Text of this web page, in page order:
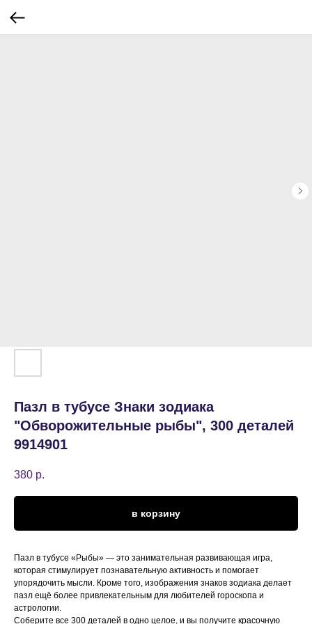
Пазл в тубусе Знаки зодиака
"Обворожительные рыбы", 300 деталей
9914901
380 р.
в корзину
Пазл в тубусе «Рыбы» — это занимательная развивающая игра,
которая стимулирует познавательную активность и помогает
упорядочить мысли. Кроме того, изображения знаков зодиака делает
пазл ещё более привлекательным для любителей гороскопа и
астрологии.
Соберите все 300 деталей в одно целое, и вы получите красочную